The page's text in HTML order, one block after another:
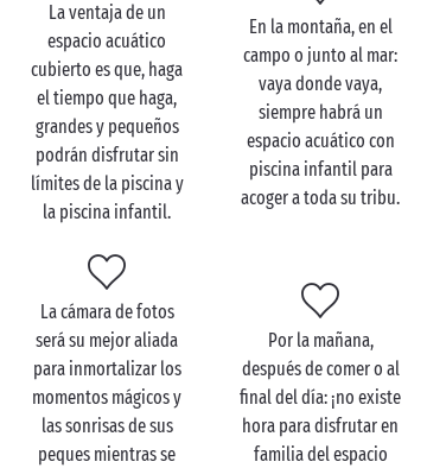
La ventaja de un
espacio acuático
cubierto es que, haga
el tiempo que haga,
grandes y pequeños
podrán disfrutar sin
límites de la piscina y
la piscina infantil.
En la montaña, en el
campo o junto al mar:
vaya donde vaya,
siempre habrá un
espacio acuático con
piscina infantil para
acoger a toda su tribu.
La cámara de fotos
será su mejor aliada
para inmortalizar los
momentos mágicos y
las sonrisas de sus
peques mientras se
Por la mañana,
después de comer o al
final del día: ¡no existe
hora para disfrutar en
familia del espacio